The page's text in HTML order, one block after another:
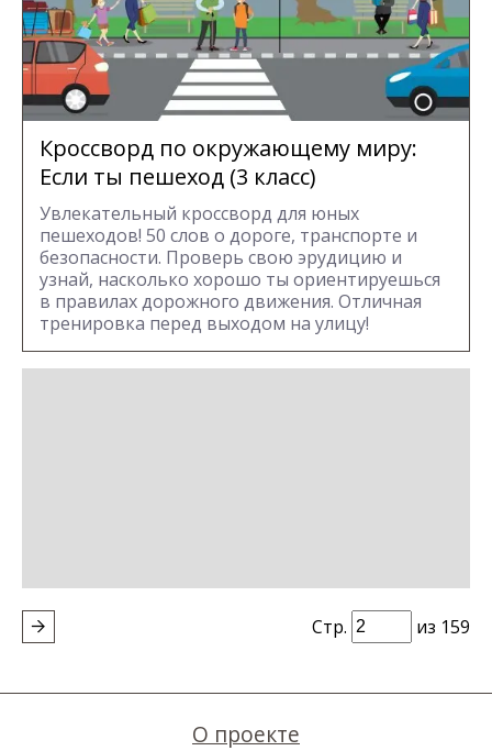
Кроссворд по окружающему миру:
Если ты пешеход (3 класс)
Увлекательный кроссворд для юных
пешеходов! 50 слов о дороге, транспорте и
безопасности. Проверь свою эрудицию и
узнай, насколько хорошо ты ориентируешься
в правилах дорожного движения. Отличная
тренировка перед выходом на улицу!
Стр. из 159
О проекте